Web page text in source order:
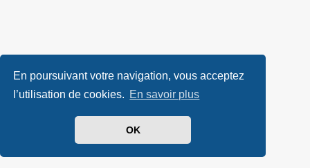
En poursuivant votre navigation, vous acceptez
l’utilisation de cookies. En savoir plus
OK